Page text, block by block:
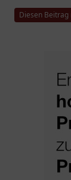
Diesen Beitrag